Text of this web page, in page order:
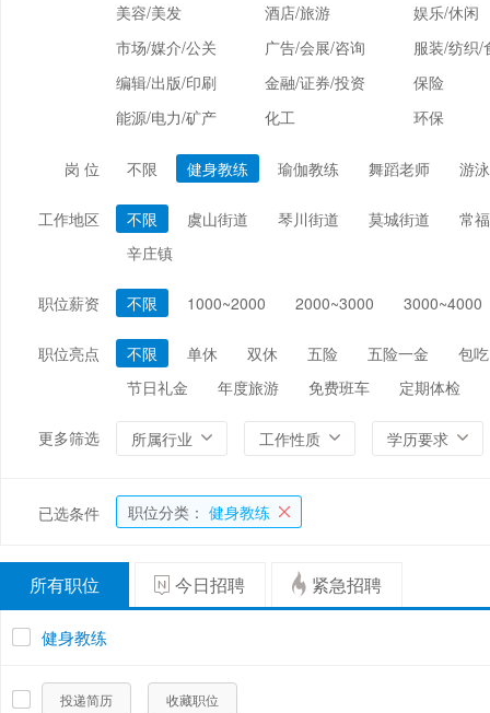
美容/美发
酒店/旅游
娱乐/休闲
市场/媒介/公关
广告/会展/咨询
服装/纺织/
编辑/出版/印刷
金融/证券/投资
保险
能源/电力/矿产
化工 环保
岗 位 不限 健身教练 瑜伽教练 舞蹈老师 游
工作地区 不限 虞山街道 琴川街道 莫城街道
常
辛庄镇
职位薪资 不限 1000~2000 2000~3000 3000~4000
职位亮点 不限 单休 双休 五险 五险一金
包吃
节日礼金
年度旅游 免费班车 定期体检
更多筛选 所属行业 工作性质 学历要求
已选条件 职位分类： 健身教练
所有职位 今日招聘 紧急招聘
健身教练
投递简历 收藏职位